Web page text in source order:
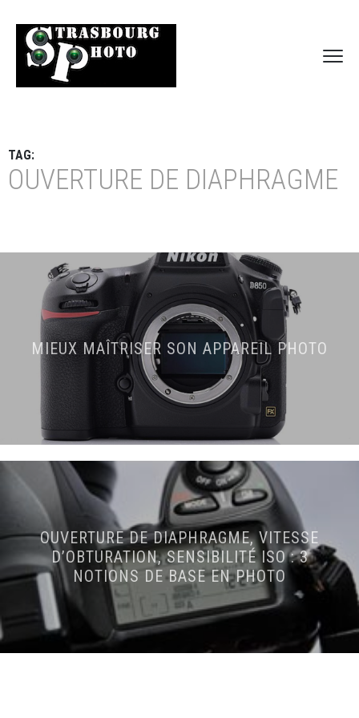
TAG:
OUVERTURE DE DIAPHRAGME
MIEUX MAÎTRISER SON APPAREIL PHOTO
OUVERTURE DE DIAPHRAGME, VITESSE
D’OBTURATION, SENSIBILITÉ ISO : 3
NOTIONS DE BASE EN PHOTO